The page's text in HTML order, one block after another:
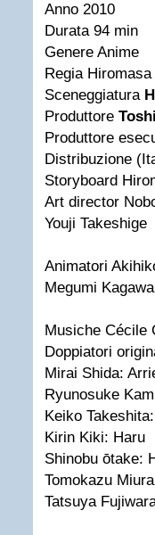
Anno 2010
Durata 94 min
Genere Anime
Regia Hiromasa
Sceneggiatura
Produttore
Produttore
Distribuzione
Storyboard
Art director
Youji Takeshige
Animatori
Megumi Kagawa
Musiche Cécile
Doppiatori
Mirai Shida:
Ryunosuke
Keiko
Kirin Kiki: Haru
Shinobu ōtake:
Tomokazu
Tatsuya